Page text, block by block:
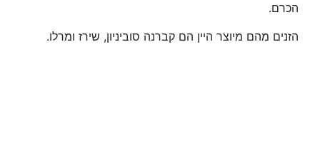
הכרם.
הזנים מהם מיוצר היין הם קברנה סוביניון, שירז ומרלו.